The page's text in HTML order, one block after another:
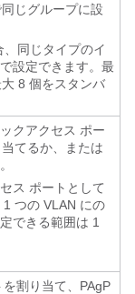
じグループに設
同じタイプのイ
設定できます。最
8 個をスタンバ
クアクセス ポー
てるか、または
ス ポートとして
つの VLAN にの
できる範囲は 1
割り当て、PAgP